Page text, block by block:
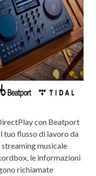
con Beatport
tuo flusso di lavoro da
musicale
le informazioni
richiamate